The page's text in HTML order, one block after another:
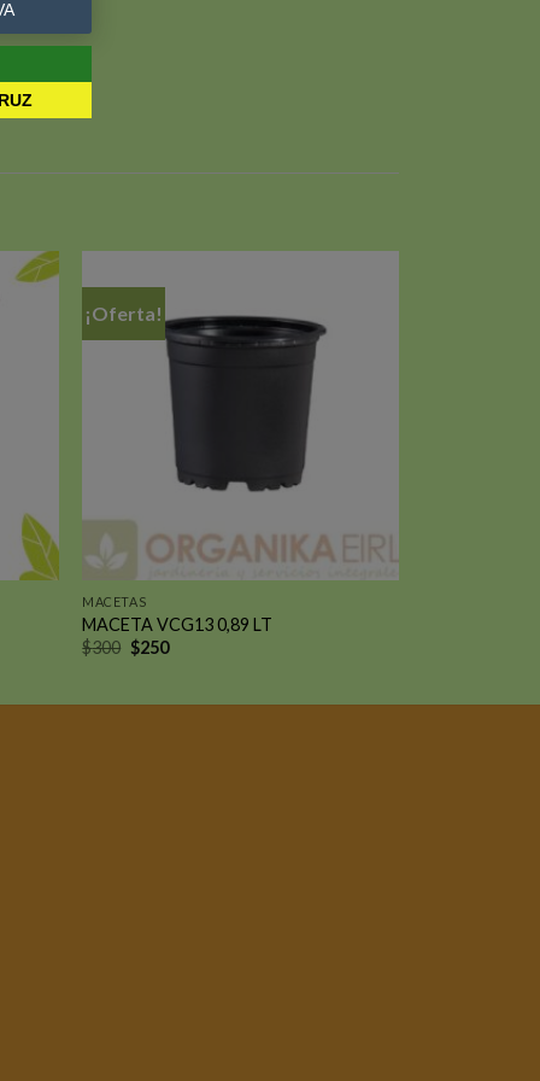
¡Oferta!
MACETAS
MACETA VCG13 0,89 LT
$300 El
precio
$250El